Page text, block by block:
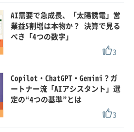
AI需要で急成長、「太陽誘電」営
業益5割増は本物か？ 決算で見る
べき「4つの数字」
3
Copilot・ChatGPT・Gemini？ガ
ートナー流「AIアシスタント」選
定の“4つの基準”とは
3